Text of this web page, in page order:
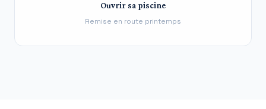
Ouvrir sa piscine
Remise en route printemps